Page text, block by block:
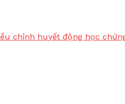
chỉnh huyết động học